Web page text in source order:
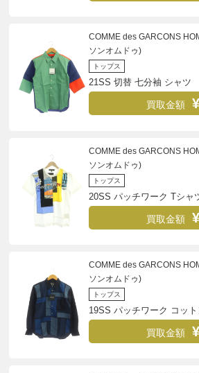
COMME des GARCONS
ソンオムドゥ)
トップス
21SS 切替 七分袖 シャツ
買取金額
COMME des GARCONS
ソンオムドゥ)
トップス
20SS パッチワーク Tシャ
買取金額
COMME des GARCONS
ソンオムドゥ)
トップス
19SS パッチワーク コッ
買取金額